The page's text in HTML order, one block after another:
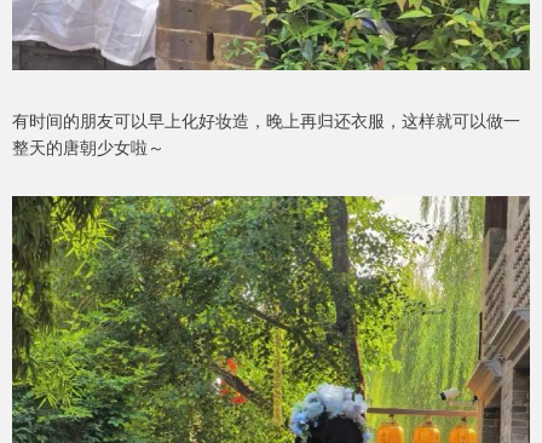
有时间的朋友可以早上化好妆造，晚上再归还衣服，这样就可以做一
整天的唐朝少女啦～